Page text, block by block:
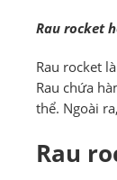
Rau rocket
Rau rocket
Rau chứa
thể. Ngoài
Rau